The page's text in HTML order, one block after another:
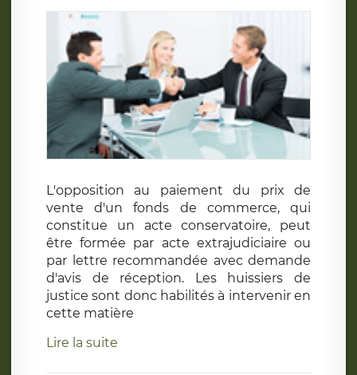
L'opposition au paiement du prix de
vente d'un fonds de commerce, qui
constitue un acte conservatoire, peut
être formée par acte extrajudiciaire ou
par lettre recommandée avec demande
d'avis de réception. Les huissiers de
justice sont donc habilités à intervenir en
cette matière
Lire la suite